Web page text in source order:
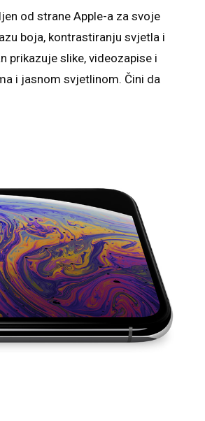
od strane Apple-a za svoje
boja, kontrastiranju svjetla i
prikazuje slike, videozapise i
i jasnom svjetlinom. Čini da